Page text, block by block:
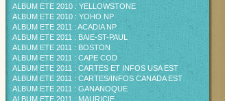
ALBUM ETE 2010 : YELLOWSTONE
ALBUM ETE 2010 : YOHO NP
ALBUM ETE 2011 : ACADIA NP
ALBUM ETE 2011 : BAIE-ST-PAUL
ALBUM ETE 2011 : BOSTON
ALBUM ETE 2011 : CAPE COD
ALBUM ETE 2011 : CARTES ET INFOS USA EST
ALBUM ETE 2011 : CARTES/INFOS CANADA EST
ALBUM ETE 2011 : GANANOQUE
ALBUM ETE 2011 : MAURICIE